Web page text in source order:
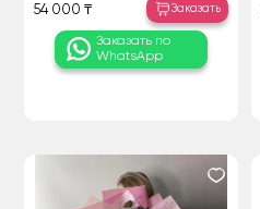
54 000 ₸ Заказать
Заказать по
WhatsApp